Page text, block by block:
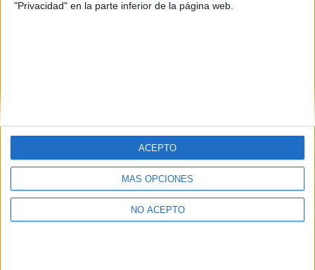
"Privacidad" en la parte inferior de la página web.
MÁS OPCIONES
NO ACEPTO
ACEPTO
Quiénes somos|Contactar|Anúnciate
Politica de privacidad|Condiciones generales
de cookies
Compás Mediterráneo S.L.
Madrid [ESPAÑA] - Tel. +34 91 593 2767